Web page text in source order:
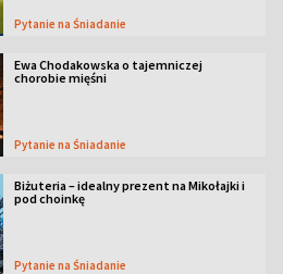
Pytanie na Śniadanie
Ewa Chodakowska o tajemniczej
chorobie mięśni
Pytanie na Śniadanie
Biżuteria – idealny prezent na Mikołajki i
pod choinkę
Pytanie na Śniadanie